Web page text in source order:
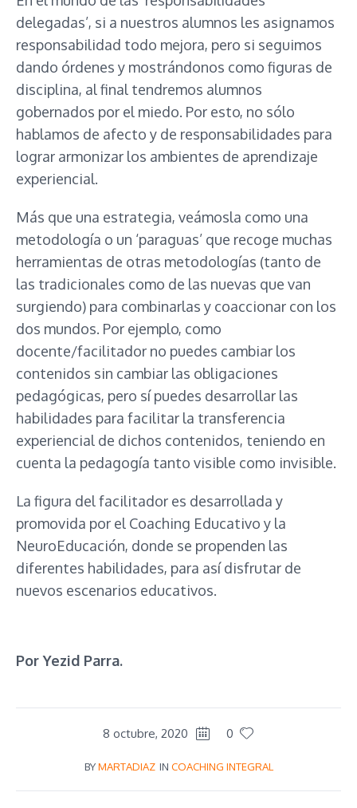
delegadas’, si a nuestros alumnos les asignamos
responsabilidad todo mejora, pero si seguimos
dando órdenes y mostrándonos como figuras de
disciplina, al final tendremos alumnos
gobernados por el miedo. Por esto, no sólo
hablamos de afecto y de responsabilidades para
lograr armonizar los ambientes de aprendizaje
experiencial.
Más que una estrategia, veámosla como una
metodología o un ‘paraguas’ que recoge muchas
herramientas de otras metodologías (tanto de
las tradicionales como de las nuevas que van
surgiendo) para combinarlas y coaccionar con los
dos mundos. Por ejemplo, como
docente/facilitador no puedes cambiar los
contenidos sin cambiar las obligaciones
pedagógicas, pero sí puedes desarrollar las
habilidades para facilitar la transferencia
experiencial de dichos contenidos, teniendo en
cuenta la pedagogía tanto visible como invisible.
La figura del facilitador es desarrollada y
promovida por el Coaching Educativo y la
NeuroEducación, donde se propenden las
diferentes habilidades, para así disfrutar de
nuevos escenarios educativos.
Por Yezid Parra.
8 octubre, 2020 0
BYMARTADIAZ IN COACHING INTEGRAL